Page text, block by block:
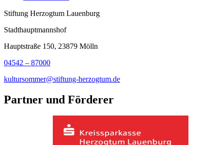
Stiftung Herzogtum Lauenburg
Stadthauptmannshof
Hauptstraße 150, 23879 Mölln
04542 – 87000
kultursommer@stiftung-herzogtum.de
Partner und Förderer